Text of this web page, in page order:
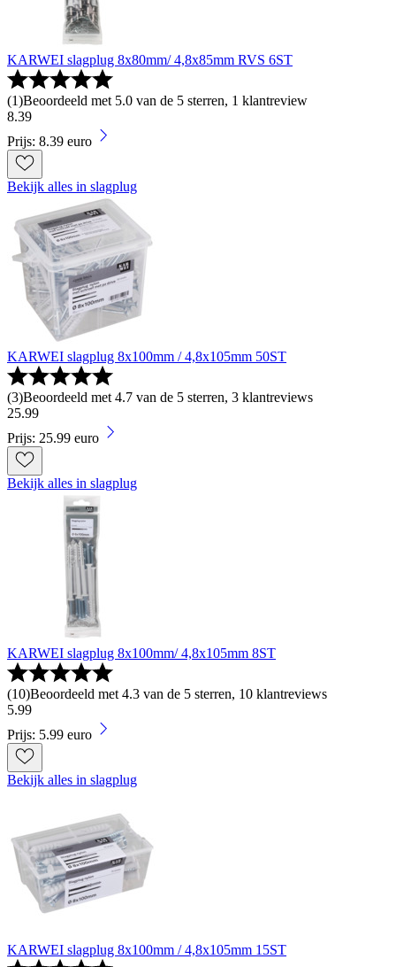
KARWEI slagplug 8x80mm/ 4,8x85mm RVS 6ST
(1)Beoordeeld met 5.0 van de 5 sterren, 1 klantreview
8.39
Prijs: 8.39 euro
Bekijk alles in slagplug
KARWEI slagplug 8x100mm / 4,8x105mm 50ST
(3)Beoordeeld met 4.7 van de 5 sterren, 3 klantreviews
25.99
Prijs: 25.99 euro
Bekijk alles in slagplug
KARWEI slagplug 8x100mm/ 4,8x105mm 8ST
(10)Beoordeeld met 4.3 van de 5 sterren, 10 klantreviews
5.99
Prijs: 5.99 euro
Bekijk alles in slagplug
KARWEI slagplug 8x100mm / 4,8x105mm 15ST